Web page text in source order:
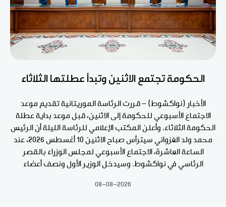
الحكومة تجتمع الاثنين وتبدأ عطلتها الثلاثاء
الأخبار (نواكشوط) - قررت الرئاسة الموريتانية تقديم موعد
الاجتماع الأسبوعي للحكومة إلى الاثنين، قبل موعد بداية عطلة
الحكومة الثلاثاء. وأعلن المكتب الإعلامي للرئاسة الليلة أن الرئيس
محمد ولد الغزواني سيترأس صباح الاثنين 10 أغسطس 2026، عند
الساعة العاشرة، الاجتماع الأسبوعي لمجلس الوزراء بالقصر
الرئاسي في نواكشوط. وسيدخل الوزير الأول ونصف أعضاء
08-08-2026